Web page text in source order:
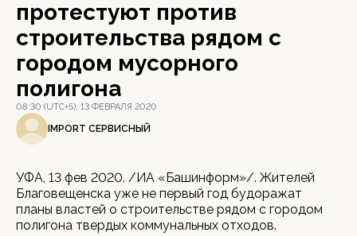
протестуют против
строительства рядом с
городом мусорного
полигона
08:30 (UTC+5), 13 ФЕВРАЛЯ 2020
IMPORT СЕРВИСНЫЙ
УФА, 13 фев 2020. /ИА «Башинформ»/. Жителей
Благовещенска уже не первый год будоражат
планы властей о строительстве рядом с городом
полигона твердых коммунальных отходов.